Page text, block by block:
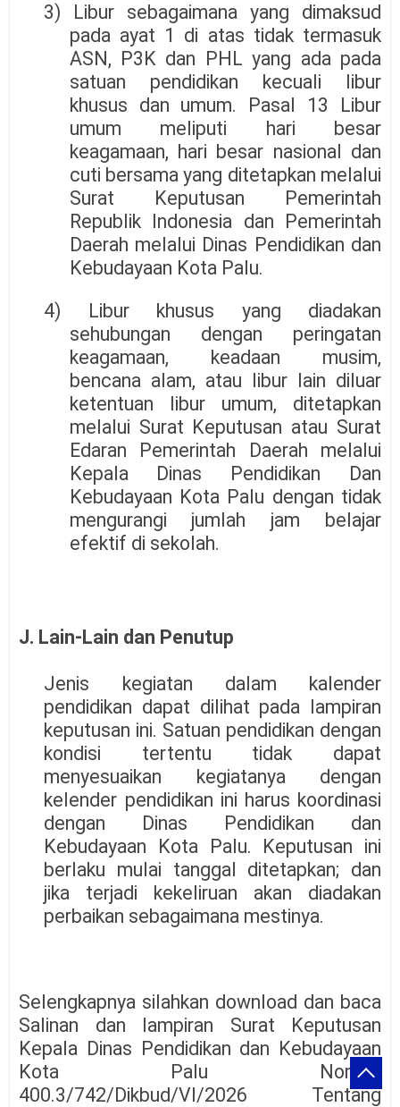
3) Libur sebagaimana yang dimaksud
pada ayat 1 di atas tidak termasuk
ASN, P3K dan PHL yang ada pada
satuan pendidikan kecuali libur
khusus dan umum. Pasal 13 Libur
umum meliputi hari besar
keagamaan, hari besar nasional dan
cuti bersama yang ditetapkan melalui
Surat Keputusan Pemerintah
Republik Indonesia dan Pemerintah
Daerah melalui Dinas Pendidikan dan
Kebudayaan Kota Palu.
4) Libur khusus yang diadakan
sehubungan dengan peringatan
keagamaan, keadaan musim,
bencana alam, atau libur lain diluar
ketentuan libur umum, ditetapkan
melalui Surat Keputusan atau Surat
Edaran Pemerintah Daerah melalui
Kepala Dinas Pendidikan Dan
Kebudayaan Kota Palu dengan tidak
mengurangi jumlah jam belajar
efektif di sekolah.
J. Lain-Lain dan Penutup
Jenis kegiatan dalam kalender
pendidikan dapat dilihat pada lampiran
keputusan ini. Satuan pendidikan dengan
kondisi tertentu tidak dapat
menyesuaikan kegiatanya dengan
kelender pendidikan ini harus koordinasi
dengan Dinas Pendidikan dan
Kebudayaan Kota Palu. Keputusan ini
berlaku mulai tanggal ditetapkan; dan
jika terjadi kekeliruan akan diadakan
perbaikan sebagaimana mestinya.
Selengkapnya silahkan download dan baca
Salinan dan lampiran Surat Keputusan
Kepala Dinas Pendidikan dan Kebudayaan
Kota Palu Nomor:
400.3/742/Dikbud/VI/2026 Tentang